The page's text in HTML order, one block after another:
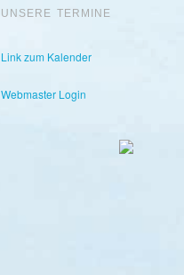
UNSERE TERMINE
Link zum Kalender
Webmaster Login